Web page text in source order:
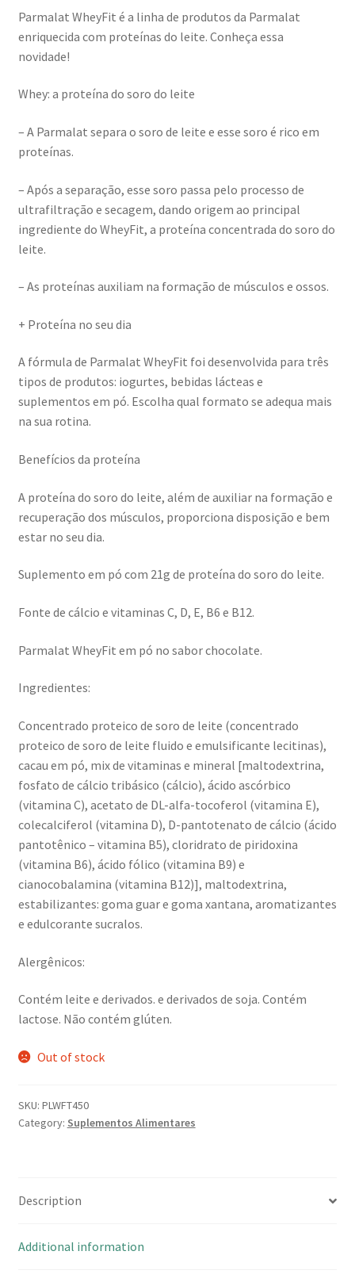
Parmalat WheyFit é a linha de produtos da Parmalat
enriquecida com proteínas do leite. Conheça essa
novidade!
Whey: a proteína do soro do leite
– A Parmalat separa o soro de leite e esse soro é rico em
proteínas.
– Após a separação, esse soro passa pelo processo de
ultrafiltração e secagem, dando origem ao principal
ingrediente do WheyFit, a proteína concentrada do soro do
leite.
– As proteínas auxiliam na formação de músculos e ossos.
+ Proteína no seu dia
A fórmula de Parmalat WheyFit foi desenvolvida para três
tipos de produtos: iogurtes, bebidas lácteas e
suplementos em pó. Escolha qual formato se adequa mais
na sua rotina.
Benefícios da proteína
A proteína do soro do leite, além de auxiliar na formação e
recuperação dos músculos, proporciona disposição e bem
estar no seu dia.
Suplemento em pó com 21g de proteína do soro do leite.
Fonte de cálcio e vitaminas C, D, E, B6 e B12.
Parmalat WheyFit em pó no sabor chocolate.
Ingredientes:
Concentrado proteico de soro de leite (concentrado
proteico de soro de leite fluido e emulsificante lecitinas),
cacau em pó, mix de vitaminas e mineral [maltodextrina,
fosfato de cálcio tribásico (cálcio), ácido ascórbico
(vitamina C), acetato de DL-alfa-tocoferol (vitamina E),
colecalciferol (vitamina D), D-pantotenato de cálcio (ácido
pantotênico – vitamina B5), cloridrato de piridoxina
(vitamina B6), ácido fólico (vitamina B9) e
cianocobalamina (vitamina B12)], maltodextrina,
estabilizantes: goma guar e goma xantana, aromatizantes
e edulcorante sucralos.
Alergênicos:
Contém leite e derivados. e derivados de soja. Contém
lactose. Não contém glúten.
Out of stock
SKU: PLWFT450
Category: Suplementos Alimentares
Description
Additional information